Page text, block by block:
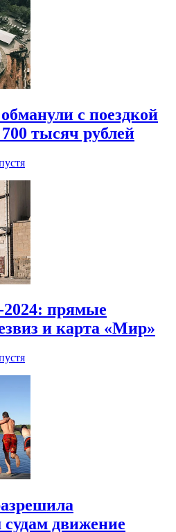
с поездкой
тысяч рублей
прямые
и карта «Мир»
движение